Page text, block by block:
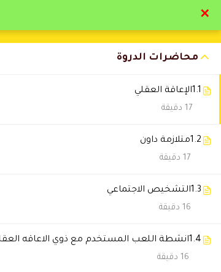
محاضرات الدروة
1.1الإعاقة العقلي
17 دقيقة
1.2متلازمة داون
17 دقيقة
1.3التشخيص الاجتماعي
16 دقيقة
1.4انشطة اللعب المستخدم مع ذوي الاعاقه
16 دقيقة
🔔 اترك رأيك بعد الدراسة
✕